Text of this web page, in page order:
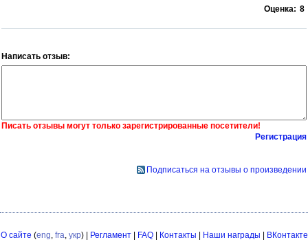
Оценка: 8
Написать отзыв:
Писать отзывы могут только зарегистрированные посетители!
Регистрация
Подписаться на отзывы о произведении
О сайте (eng, fra, укр) | Регламент| FAQ| Контакты Наши награды ВКонтакте